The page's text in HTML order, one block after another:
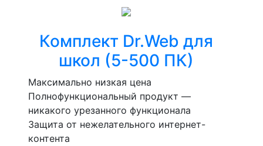
Комплект Dr.Web для
школ (5-500 ПК)
Максимально низкая цена
Полнофункциональный продукт —
никакого урезанного функционала
Защита от нежелательного интернет-
контента